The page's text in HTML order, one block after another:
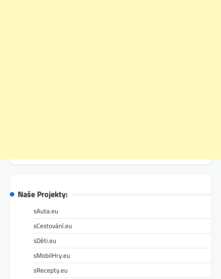
Naše Projekty:
sAuta.eu
sCestování.eu
sDěti.eu
sMobilHry.eu
sRecepty.eu